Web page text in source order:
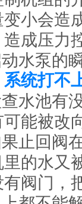
小会造
造成压力
水泵的
统打不
水池有
能被改
止回阀
里的水又
阀门，